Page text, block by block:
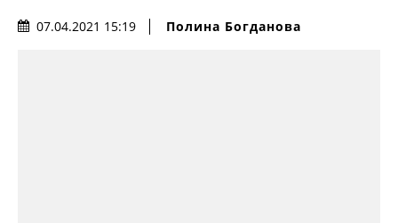
07.04.2021 15:19 Полина Богданова